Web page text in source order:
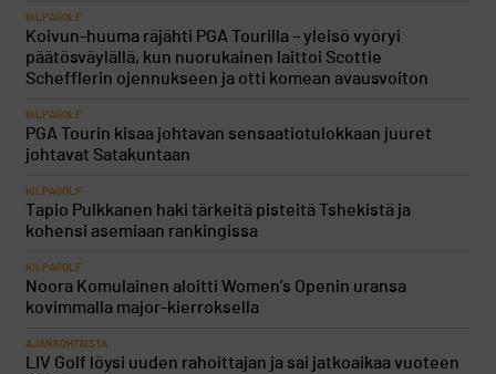
KILPAGOLF
Koivun-huuma räjähti PGA Tourilla – yleisö vyöryi
päätösväylällä, kun nuorukainen laittoi Scottie
Schefflerin ojennukseen ja otti komean avausvoiton
KILPAGOLF
PGA Tourin kisaa johtavan sensaatiotulokkaan juuret
johtavat Satakuntaan
KILPAGOLF
Tapio Pulkkanen haki tärkeitä pisteitä Tshekistä ja
kohensi asemiaan rankingissa
KILPAGOLF
Noora Komulainen aloitti Women’s Openin uransa
kovimmalla major-kierroksella
AJANKOHTAISTA
LIV Golf löysi uuden rahoittajan ja sai jatkoaikaa vuoteen